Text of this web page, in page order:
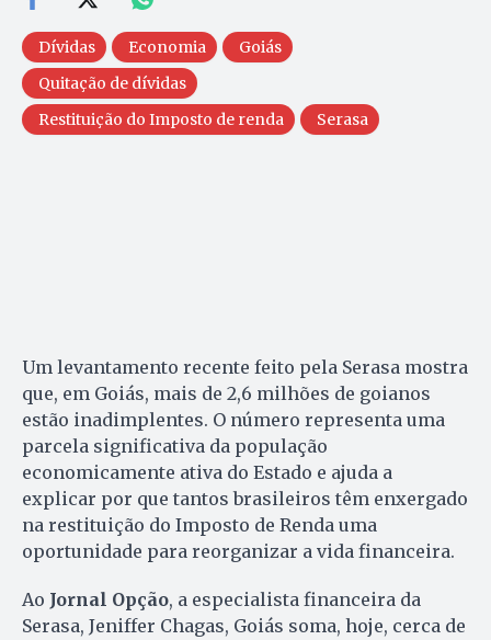
Dívidas Economia
Goiás
Quitação de dívidas
Restituição do Imposto de renda
Serasa
Um levantamento recente feito pela Serasa mostra
que, em Goiás, mais de 2,6 milhões de goianos
estão inadimplentes. O número representa uma
parcela significativa da população
economicamente ativa do Estado e ajuda a
explicar por que tantos brasileiros têm enxergado
na restituição do Imposto de Renda uma
oportunidade para reorganizar a vida financeira.
Ao Jornal Opção, a especialista financeira da
Serasa, Jeniffer Chagas, Goiás soma, hoje, cerca de